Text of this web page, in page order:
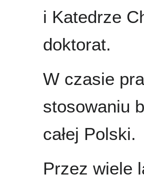
i Katedrze
doktorat.
W czasie
stosowaniu
całej Polski.
Przez wiele